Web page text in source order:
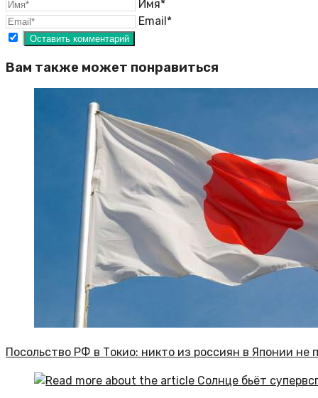
Имя*
Email*
Вам также может понравиться
Посольство РФ в Токио: никто из россиян в Японии не